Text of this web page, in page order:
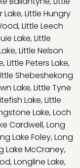
Lake,Little Hungry
,Little Leech
Lake,Little
,Little Nelson
,Little Peters Lake,
Shebeshekong
Lake,Little Tyne
Lake,Little
Lake,Loch
Cardwell,Long
Lake Foley,Long
Lake McCraney,
,Longline Lake,